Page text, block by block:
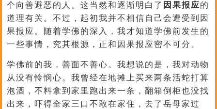
个向善避恶的人。这当然和逐渐明白了 因果报应的
道理有关。不过，起初我并不相信自己会遭受到因
果报应。随着学佛的深入，我才知道学佛前发生的
一些事情，究其根源，正和因果报应密不可分。
学佛前的我，善面不善心。我想说的是，我对动物
从没有怜悯心。我曾经在地摊上买来两条活蛇打算
泡酒，不料拿到家里跑出来一条，翻箱倒柜也没找
出来，吓得全家三口不敢在家住，去了岳母家过